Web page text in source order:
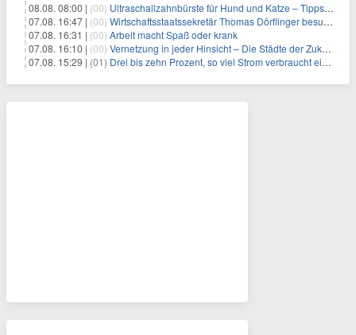
08.08. 08:00 | (00) Ultraschallzahnbürste für Hund und Katze – Tipps zur erfolgreichen Eingewöhnung
07.08. 16:47 | (00) Wirtschaftsstaatssekretär Thomas Dörflinger besucht Handwerksbetrieb im Kammerbezirk Freiburg
07.08. 16:31 | (00) Arbeit macht Spaß oder krank
07.08. 16:10 | (00) Vernetzung in jeder Hinsicht – Die Städte der Zukunft sind grün-blau
07.08. 15:29 | (01) Drei bis zehn Prozent, so viel Strom verbraucht ein Aufzug im Gebäude